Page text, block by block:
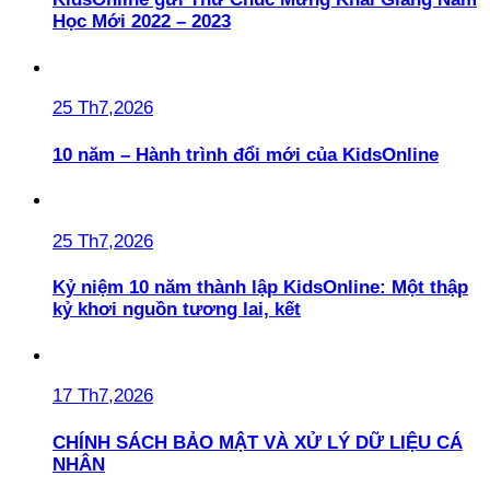
Học Mới 2022 – 2023
25 Th7,2026
10 năm – Hành trình đổi mới của KidsOnline
25 Th7,2026
Kỷ niệm 10 năm thành lập KidsOnline: Một thập
kỷ khơi nguồn tương lai, kết
17 Th7,2026
CHÍNH SÁCH BẢO MẬT VÀ XỬ LÝ DỮ LIỆU CÁ
NHÂN